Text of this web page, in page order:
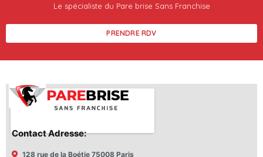
Le spécialiste du Pare brise Sans Franchise
PRENDRE RDV
Contact Adresse:
128 rue de la Boétie 75008 Paris